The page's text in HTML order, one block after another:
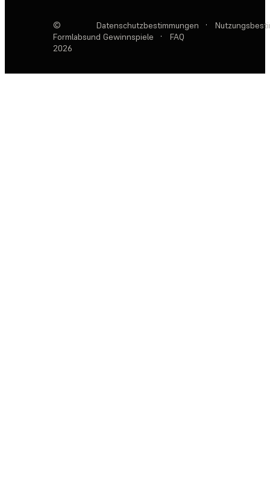
©
Formlabs
2026
Datenschutzbestimmungen ·
und Gewinnspiele
· FAQ